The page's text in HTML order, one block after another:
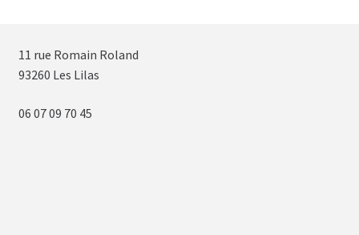
11 rue Romain Roland
93260 Les Lilas
06 07 09 70 45